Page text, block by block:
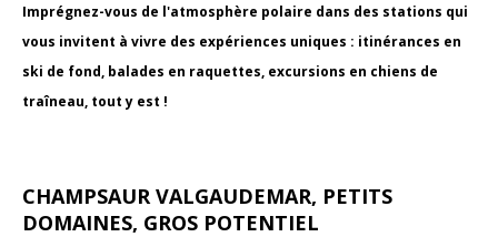
Imprégnez-vous de l'atmosphère polaire dans des stations qui
vous invitent à vivre des expériences uniques : itinérances en
ski de fond, balades en raquettes, excursions en chiens de
traîneau, tout y est !
CHAMPSAUR VALGAUDEMAR, PETITS
DOMAINES, GROS POTENTIEL